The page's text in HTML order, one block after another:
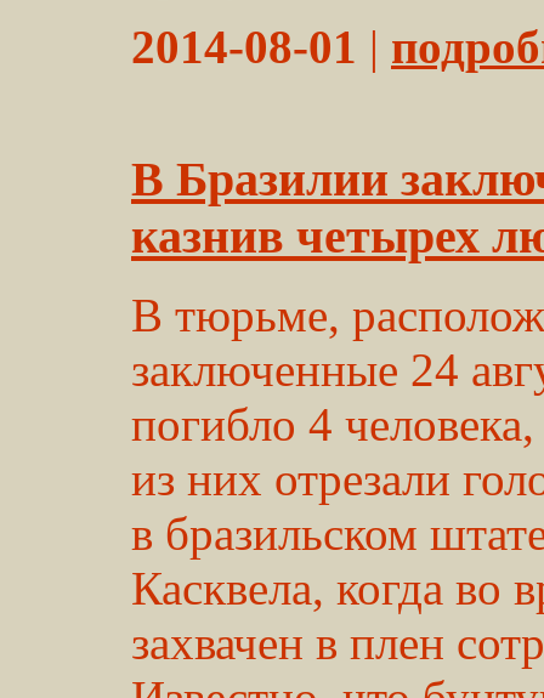
2014-08-01 |
В Бразилии
казнив четырех
В тюрьме,
заключенные 24
погибло 4
из них отрезали
в бразильском
Касквела, когда во
захвачен в плен